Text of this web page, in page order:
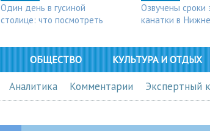
Один день в гусиной
столице: что посмотреть
Озвучены сроки
канатки в
ОБЩЕСТВО КУЛЬТУРА И ОТДЫХ
Аналитика Комментарии Экспертный